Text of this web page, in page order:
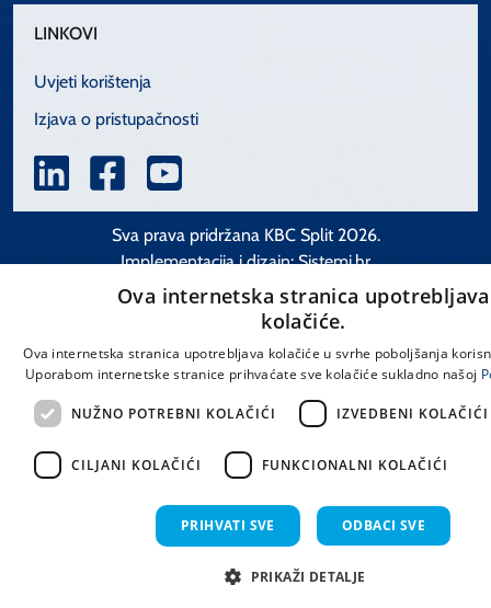
LINKOVI
Uvjeti korištenja
Izjava o pristupačnosti
Sva prava pridržana KBC Split 2026.
Implementacija i dizajn:Sistemi.hr
Ova internetska stranica upotrebljava
kolačiće.
Ova internetska stranica upotrebljava kolačiće u svrhe poboljšanja
Uporabom internetske stranice prihvaćate sve kolačiće sukladno našoj
NUŽNO POTREBNI KOLAČIĆI IZVEDBENI KOLAČIĆI
CILJANI KOLAČIĆI FUNKCIONALNI KOLAČIĆI
PRIHVATI SVE ODBACI SVE
PRIKAŽI DETALJE